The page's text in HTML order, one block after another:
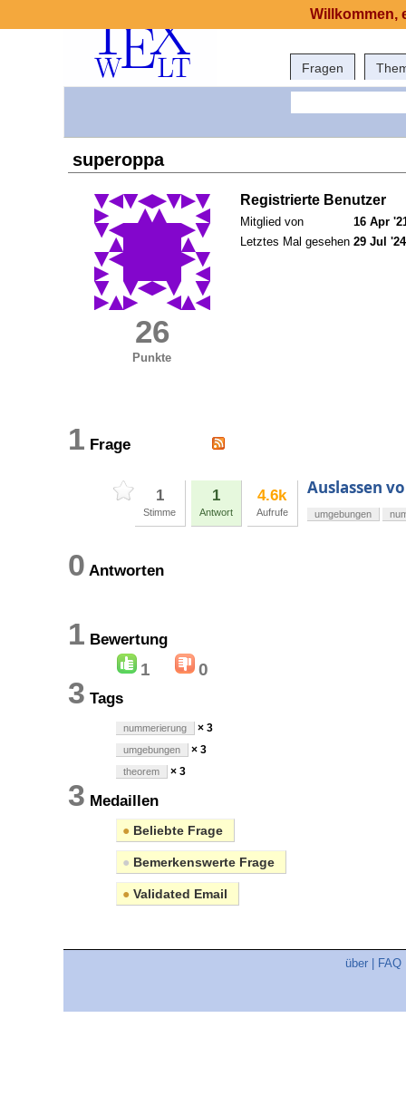
Fragen
superoppa
26
Punkte
Registrierte Benutzer
Mitglied von
16 Apr
Letztes Mal gesehen 29 Jul
1 Frage
1
Stimme
1
Antwort
4.6k
Aufrufe
Auslassen
umgebungen
0 Antworten
1 Bewertung
1 0
3 Tags
nummerierung × 3
umgebungen × 3
theorem × 3
3 Medaillen
● Beliebte Frage
● Bemerkenswerte Frage
● Validated Email
über FAQ
Willkommen,